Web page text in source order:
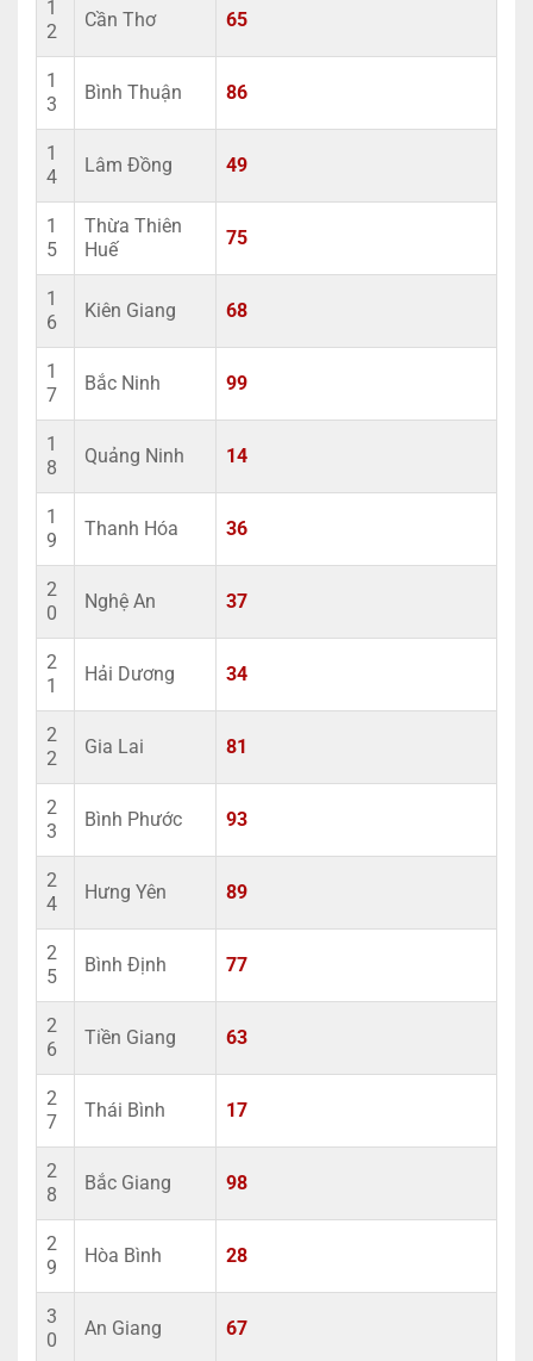
1
2
Cần Thơ 65
1
3
Bình Thuận 86
1
4
Lâm Đồng 49
1
5
Thừa Thiên
Huế
75
1
6
Kiên Giang 68
1
7
Bắc Ninh 99
1
8
Quảng Ninh 14
1
9
Thanh Hóa 36
2
0
Nghệ An 37
2
1
Hải Dương 34
2
2
Gia Lai 81
2
3
Bình Phước 93
2
4
Hưng Yên 89
2
5
Bình Định 77
2
6
Tiền Giang 63
2
7
Thái Bình 17
2
8
Bắc Giang 98
2
9
Hòa Bình 28
3
0
An Giang 67